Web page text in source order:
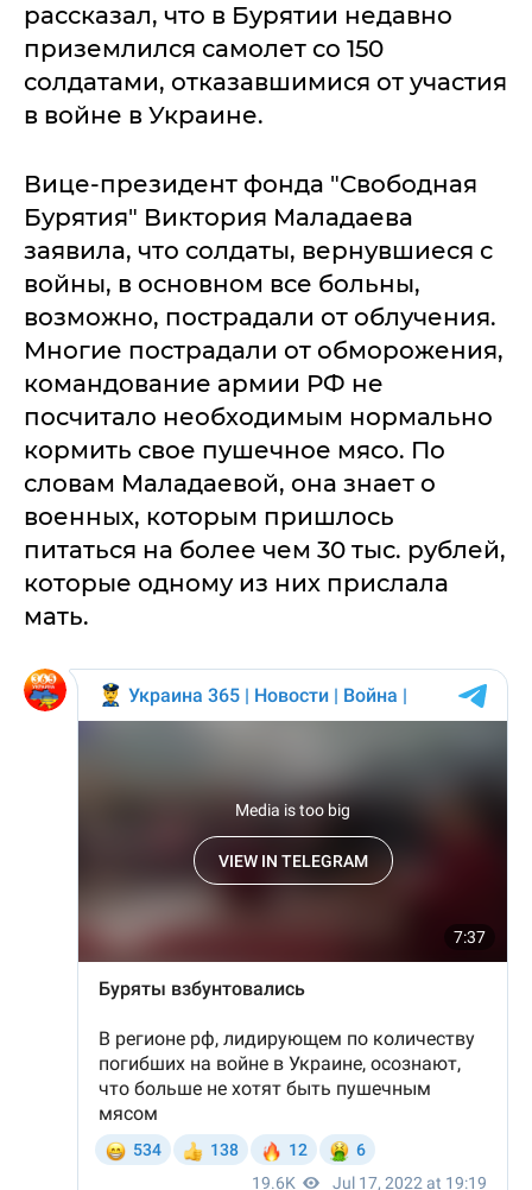
рассказал, что в Бурятии недавно
приземлился самолет со 150
солдатами, отказавшимися от участия
в войне в Украине.
Вице-президент фонда "Свободная
Бурятия" Виктория Маладаева
заявила, что солдаты, вернувшиеся с
войны, в основном все больны,
возможно, пострадали от облучения.
Многие пострадали от обморожения,
командование армии РФ не
посчитало необходимым нормально
кормить свое пушечное мясо. По
словам Маладаевой, она знает о
военных, которым пришлось
питаться на более чем 30 тыс. рублей,
которые одному из них прислала
мать.